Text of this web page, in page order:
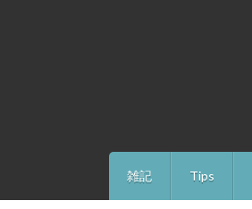
雑記 Tips